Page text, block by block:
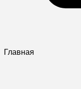
Главная